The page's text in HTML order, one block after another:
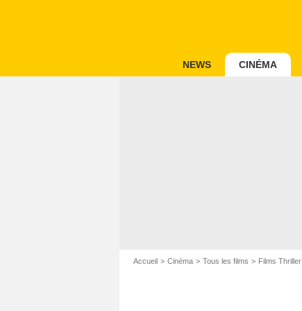
NEWS CINÉMA
Accueil Cinéma Tous les films Films Thriller